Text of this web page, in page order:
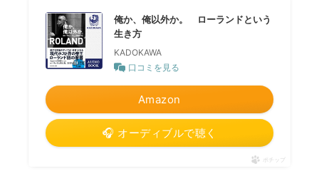
俺か、俺以外か。 ローランドという
生き方
KADOKAWA
口コミを見る
Amazon
🎧 オーディブルで聴く
ポチップ